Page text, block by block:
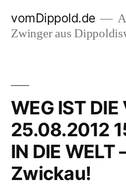
Inhalt
vomDippold.de
Zwinger aus
WEG IST
25.08.2012
IN DIE
Zwickau!